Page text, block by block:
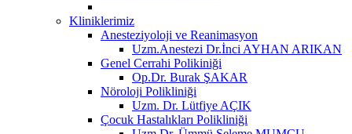
Kliniklerimiz
Anesteziyoloji ve Reanimasyon
Uzm.Anestezi Dr.İnci AYHAN ARIKAN
Genel Cerrahi Polikiniği
Op.Dr. Burak ŞAKAR
Nöroloji Polikliniği
Uzm. Dr. Lütfiye AÇIK
Çocuk Hastalıkları Polikliniği